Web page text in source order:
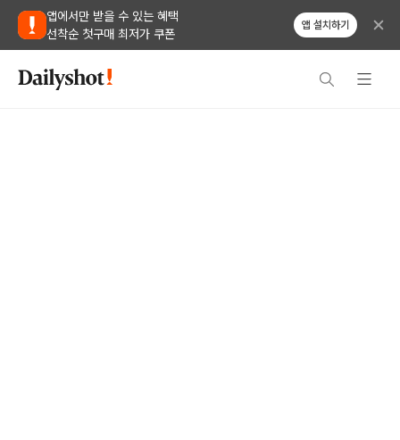
앱에서만 받을 수 있는 혜택
선착순 첫구매 최저가 쿠폰
앱 설치하기